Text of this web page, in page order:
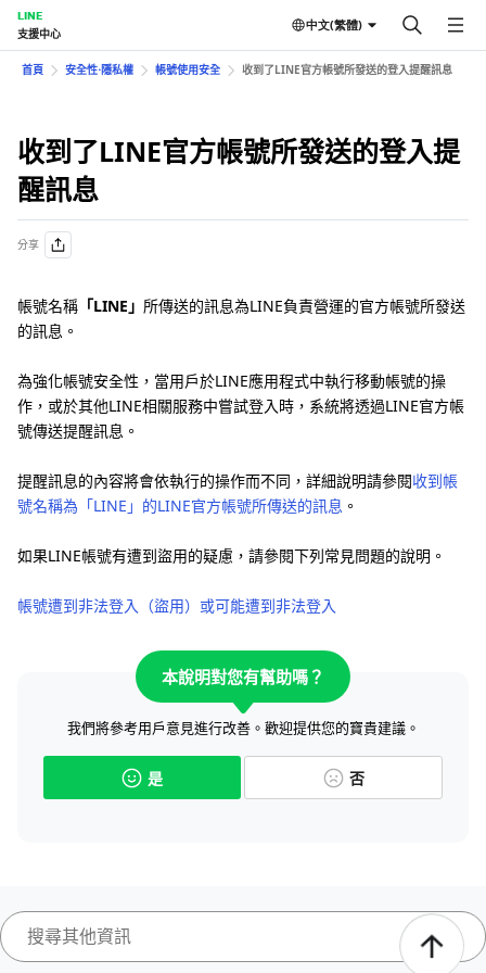
LINE
支援中心
中文(繁體)
首頁 安全性⋅隱私權 帳號使用安全 收到了LINE官方帳號所發送的登入提醒訊息
收到了LINE官方帳號所發送的登入提
醒訊息
分享
帳號名稱 「LINE」 所傳送的訊息為LINE負責營運的官方帳號所發送
的訊息。
為強化帳號安全性，當用戶於LINE應用程式中執行移動帳號的操
作，或於其他LINE相關服務中嘗試登入時，系統將透過LINE官方帳
號傳送提醒訊息。
提醒訊息的內容將會依執行的操作而不同，詳細說明請參閱收到帳
號名稱為「LINE」的LINE官方帳號所傳送的訊息 。
如果LINE帳號有遭到盜用的疑慮，請參閱下列常見問題的說明。
帳號遭到非法登入（盜用）或可能遭到非法登入
本說明對您有幫助嗎？
我們將參考用戶意見進行改善。歡迎提供您的寶貴建議。
是 否